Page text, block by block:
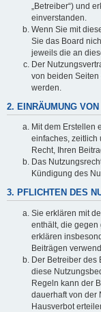
„Betreiber“) und
einverstanden.
Wenn Sie mit
Sie das Board
jeweils die an
Der
von beiden
werden.
2. EINRÄUMUNG
Mit dem Erstellen
einfaches, zeitlich
Recht, Ihren
Das
Kündigung des
3. PFLICHTEN DES
Sie erklären mit
enthält, die gegen
erklären
Beiträgen
Der Betreiber des
diese
Regeln kann der
dauerhaft von der
Hausverbot